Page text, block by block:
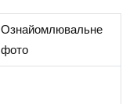
Ознайомлювальне
фото